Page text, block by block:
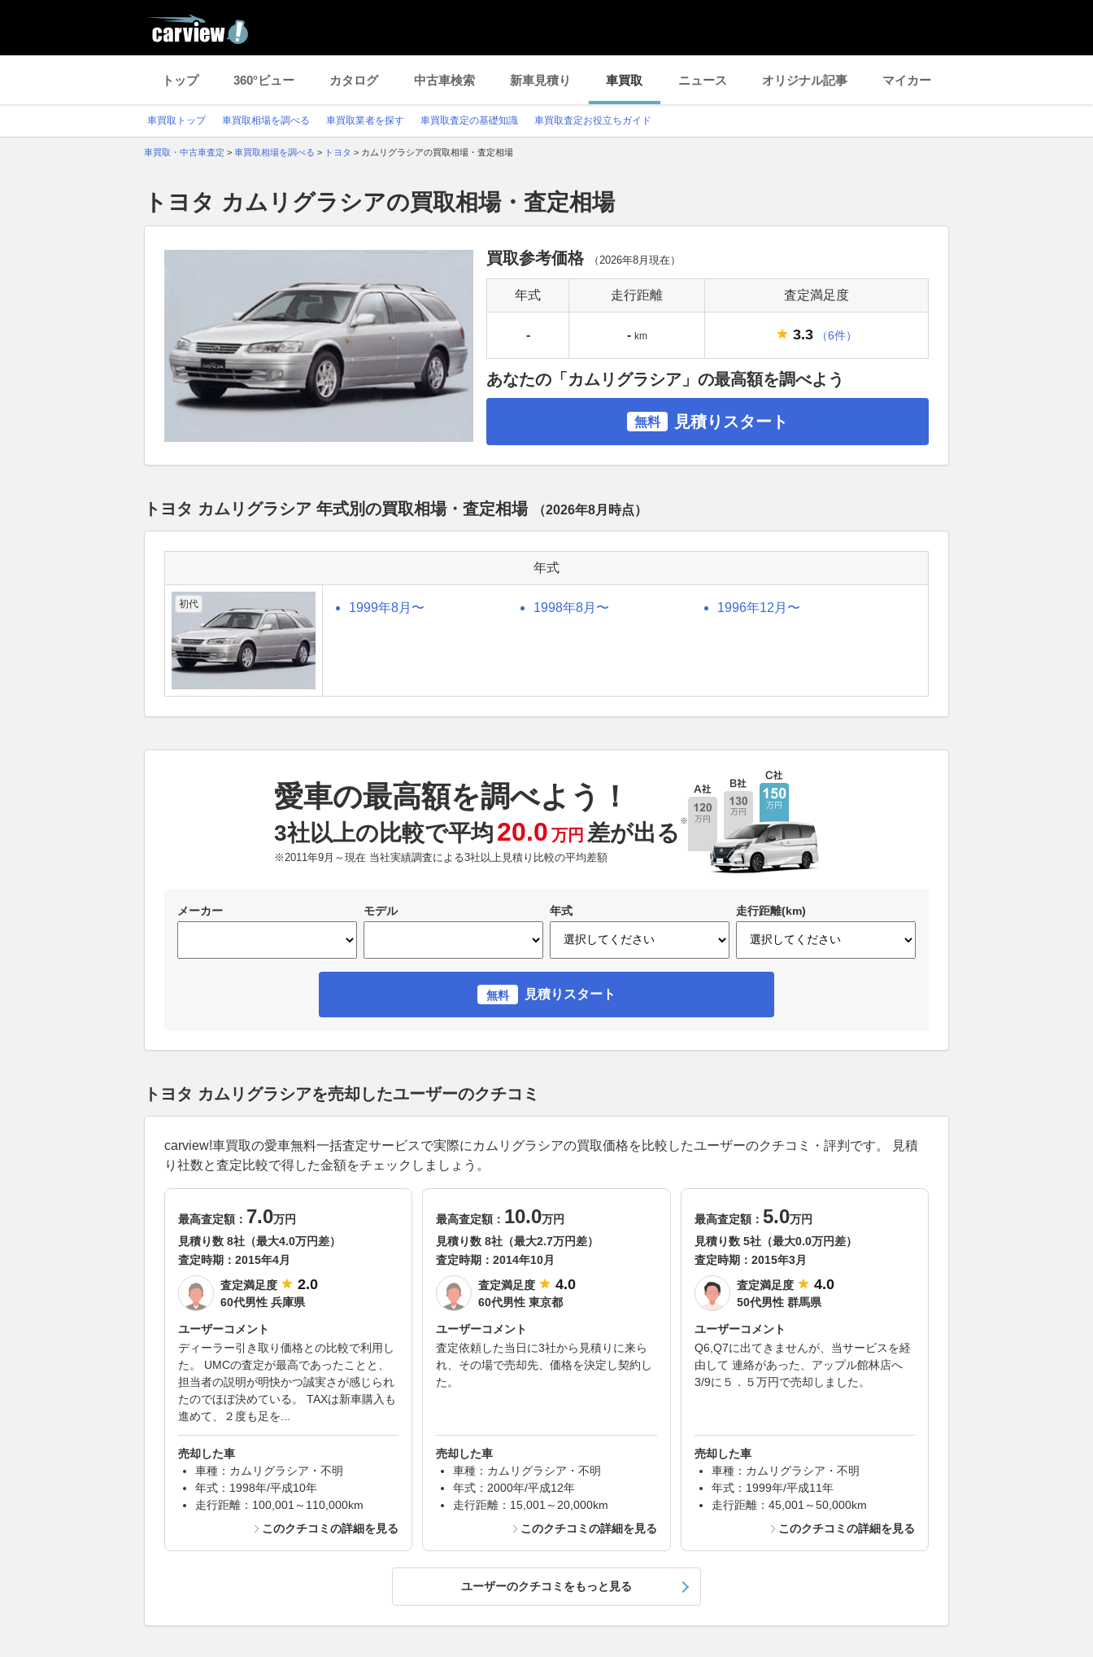
トップ 360°ビュー カタログ 中古車検索 新車見積り 車買取 ニュース オリジナル記事 マイカー
車買取トップ 車買取相場を調べる 車買取業者を探す 車買取査定の基礎知識 車買取査定お役立ちガイド
車買取・中古車査定 > 車買取相場を調べる > トヨタ > カムリグラシアの買取相場・査定相場
トヨタ カムリグラシアの買取相場・査定相場
買取参考価格 （2026年8月 現在）
年式 走行距離 査定満足度
- - km 3.3 （6件）
あなたの「カムリグラシア」の最高額を調べよう
無料 見積りスタート
トヨタ カムリグラシア 年式別の買取相場・査定相場 （2026年8月 時点）
年式
初代 1999年8月〜 1998年8月〜 1996年12月〜
愛車の最高額を調べよう！
3社以上の比較で平均20.0 万円 差が出る ※
※2011年9月～現在 当社実績調査による3社以上見積り比較の平均差額
メーカー モデル 年式 走行距離(km)
無料 見積りスタート
トヨタ カムリグラシアを売却したユーザーのクチコミ
carview!車買取の愛車無料一括査定サービスで実際にカムリグラシアの買取価格を比較したユーザーのクチコミ・評判です。 見積
り社数と査定比較で得した金額をチェックしましょう。
最高査定額： 7.0万円
見積り数 8社（最大4.0万円差）
査定時期： 2015年4月
査定満足度
2.0
60代男性 兵庫県
ユーザーコメント
ディーラー引き取り価格との比較で利用し
た。 UMCの査定が最高であったことと、
担当者の説明が明快かつ誠実さが感じられ
たのでほぼ決めている。 TAXは新車購入も
進めて、２度も足を...
売却した車
車種：カムリグラシア・不明
年式：1998年/平成10年
走行距離：100,001～110,000km
このクチコミの詳細を見る
最高査定額： 10.0万円
見積り数 8社（最大2.7万円差）
査定時期：2014年10月
査定満足度
4.0
60代男性 東京都
ユーザーコメント
査定依頼した当日に3社から見積りに来ら
れ、その場で売却先、価格を決定し契約し
た。
売却した車
車種：カムリグラシア・不明
年式：2000年/平成12年
走行距離：15,001～20,000km
このクチコミの詳細を見る
最高査定額： 5.0万円
見積り数 5社（最大0.0万円差）
査定時期： 2015年3月
査定満足度
4.0
50代男性 群馬県
ユーザーコメント
Q6,Q7に出てきませんが、当サービスを経
由して 連絡があった、アップル館林店へ
3/9に５．５万円で売却しました。
売却した車
車種：カムリグラシア・不明
年式：1999年/平成11年
走行距離：45,001～50,000km
このクチコミの詳細を見る
ユーザーのクチコミをもっと見る